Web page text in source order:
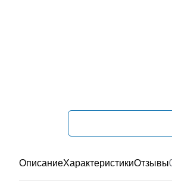
ОписаниеХарактеристикиОтзывы